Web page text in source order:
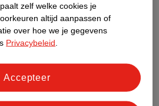
zelf welke cookies je
altijd aanpassen of
over hoe we je gegevens
Privacybeleid
Accepteer